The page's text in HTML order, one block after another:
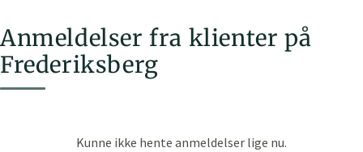
Anmeldelser fra klienter på
Frederiksberg